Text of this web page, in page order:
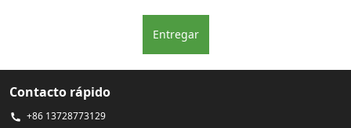
Entregar
Contacto rápido
+86 13728773129